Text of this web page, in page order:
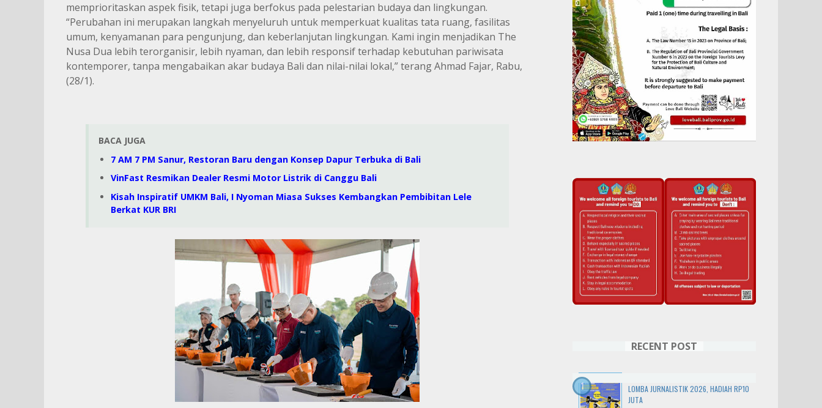
memprioritaskan aspek fisik, tetapi juga berfokus pada pelestarian budaya dan lingkungan.
“Perubahan ini merupakan langkah menyeluruh untuk memperkuat kualitas tata ruang, fasilitas
umum, kenyamanan para pengunjung, dan keberlanjutan lingkungan. Kami ingin menjadikan The
Nusa Dua lebih terorganisir, lebih nyaman, dan lebih responsif terhadap kebutuhan pariwisata
kontemporer, tanpa mengabaikan akar budaya Bali dan nilai-nilai lokal,” terang Ahmad Fajar, Rabu,
(28/1).
BACA JUGA
7 AM 7 PM Sanur, Restoran Baru dengan Konsep Dapur Terbuka di Bali
VinFast Resmikan Dealer Resmi Motor Listrik di Canggu Bali
Kisah Inspiratif UMKM Bali, I Nyoman Miasa Sukses Kembangkan Pembibitan Lele
Berkat KUR BRI
RECENT POST
LOMBA JURNALISTIK 2026, HADIAH RP10
JUTA